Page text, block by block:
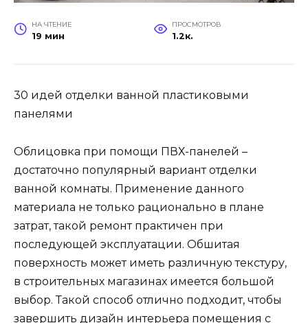
НА ЧТЕНИЕ
19 мин
ПРОСМОТРОВ
1.2к.
30 идей отделки ванной пластиковыми
панелями
Облицовка при помощи ПВХ-панелей –
достаточно популярный вариант отделки
ванной комнаты. Применение данного
материала не только рационально в плане
затрат, такой ремонт практичен при
последующей эксплуатации. Обшитая
поверхность может иметь различную текстуру,
в строительных магазинах имеется большой
выбор. Такой способ отлично подходит, чтобы
завершить дизайн интерьера помещения с